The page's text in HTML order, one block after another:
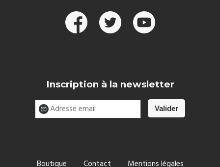
Inscription à la newsletter
Boutique Contact Mentions légales